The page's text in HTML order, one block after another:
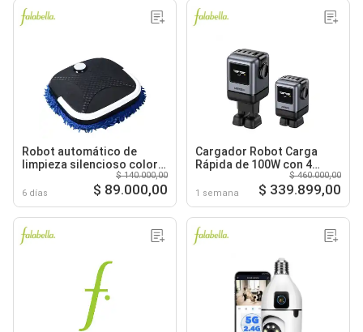
Robot automático de
limpieza silencioso color
6 días
$ 140.000,00
$ 89.000,00
Cargador Robot Carga
Rápida de 100W con 4
1 semana
$ 460.000,00
$ 339.899,00